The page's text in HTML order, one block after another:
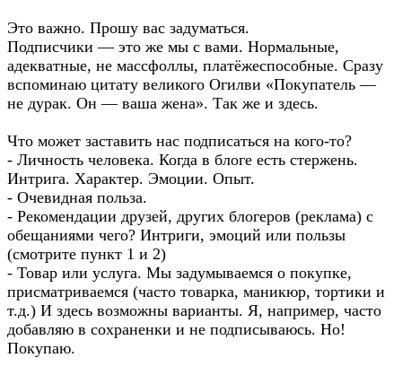
Это важно. Прошу вас задуматься.
Подписчики — это же мы с вами. Нормальные,
адекватные, не массфоллы, платёжеспособные. Сразу
вспоминаю цитату великого Огилви «Покупатель —
не дурак. Он — ваша жена». Так же и здесь.
Что может заставить нас подписаться на кого-то?
- Личность человека. Когда в блоге есть стержень.
Интрига. Характер. Эмоции. Опыт.
- Очевидная польза.
- Рекомендации друзей, других блогеров (реклама) с
обещаниями чего? Интриги, эмоций или пользы
(смотрите пункт 1 и 2)
- Товар или услуга. Мы задумываемся о покупке,
присматриваемся (часто товарка, маникюр, тортики и
т.д.) И здесь возможны варианты. Я, например, часто
добавляю в сохраненки и не подписываюсь. Но!
Покупаю.